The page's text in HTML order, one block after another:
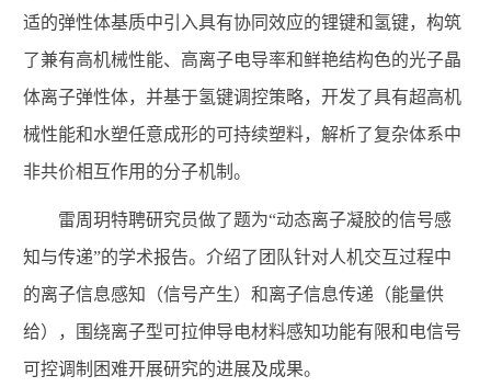
适的弹性体基质中引入具有协同效应的锂键和氢键，构筑
了兼有高机械性能、高离子电导率和鲜艳结构色的光子晶
体离子弹性体，并基于氢键调控策略，开发了具有超高机
械性能和水塑任意成形的可持续塑料，解析了复杂体系中
非共价相互作用的分子机制。
雷周玥特聘研究员做了题为“动态离子凝胶的信号感
知与传递”的学术报告。介绍了团队针对人机交互过程中
的离子信息感知（信号产生）和离子信息传递（能量供
给），围绕离子型可拉伸导电材料感知功能有限和电信号
可控调制困难开展研究的进展及成果。